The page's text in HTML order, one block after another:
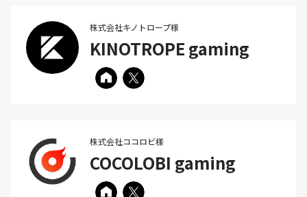
株式会社キノトロープ様
KINOTROPE gaming
株式会社ココロビ様
COCOLOBI gaming